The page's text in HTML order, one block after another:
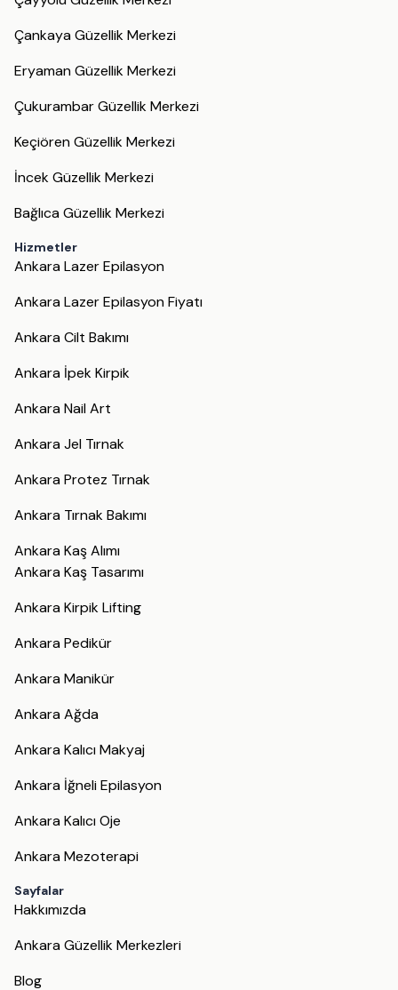
Çankaya Güzellik Merkezi
Eryaman Güzellik Merkezi
Çukurambar Güzellik Merkezi
Keçiören Güzellik Merkezi
İncek Güzellik Merkezi
Bağlıca Güzellik Merkezi
Hizmetler
Ankara Lazer Epilasyon
Ankara Lazer Epilasyon Fiyatı
Ankara Cilt Bakımı
Ankara İpek Kirpik
Ankara Nail Art
Ankara Jel Tırnak
Ankara Protez Tırnak
Ankara Tırnak Bakımı
Ankara Kaş Alımı
Ankara Kaş Tasarımı
Ankara Kirpik Lifting
Ankara Pedikür
Ankara Manikür
Ankara Ağda
Ankara Kalıcı Makyaj
Ankara İğneli Epilasyon
Ankara Kalıcı Oje
Ankara Mezoterapi
Sayfalar
Hakkımızda
Ankara Güzellik Merkezleri
Blog